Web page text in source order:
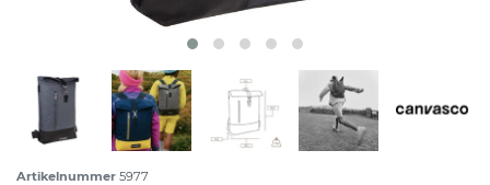
Artikelnummer 5977